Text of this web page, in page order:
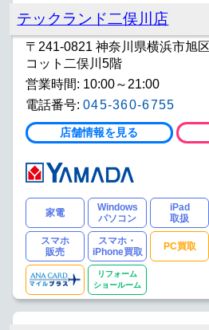
テックランド二俣川店
〒241-0821 神奈川県横浜市旭
コット二俣川5階
営業時間: 10:00～21:00
電話番号: 045-360-6755
店舗情報を見る
家電
Windows
パソコン
iPad
取扱
スマホ
販売
スマホ・
iPhone買取
PC買取
リフォーム
ショールーム